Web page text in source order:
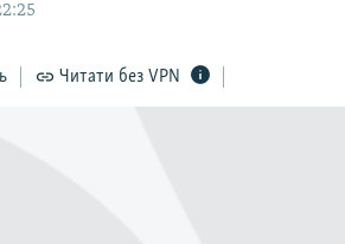
Читати без VPN